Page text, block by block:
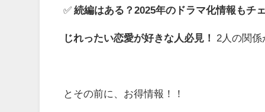
✅続編はある？2025年のドラマ化情報もチ
じれったい恋愛が好きな人必見！ 2人の関
とその前に、お得情報！！